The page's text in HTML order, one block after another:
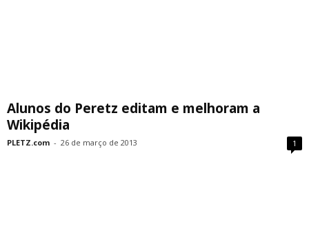
Alunos do Peretz editam e melhoram a
Wikipédia
PLETZ.com - 26 de março de 2013 1